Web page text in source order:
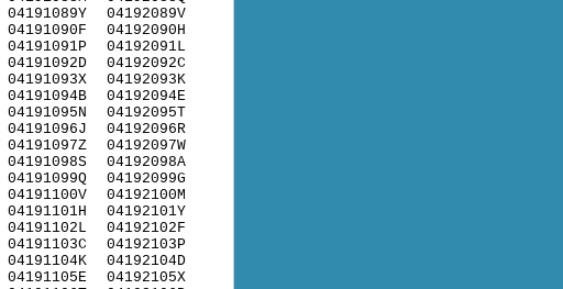
04191089Y
04191090F
04191091P
04191092D
04191093X
04191094B
04191095N
04191096J
04191097Z
04191098S
04191099Q
04191100V
04191101H
04191102L
04191103C
04191104K
04191105E
04192089V
04192090H
04192091L
04192092C
04192093K
04192094E
04192095T
04192096R
04192097W
04192098A
04192099G
04192100M
04192101Y
04192102F
04192103P
04192104D
04192105X